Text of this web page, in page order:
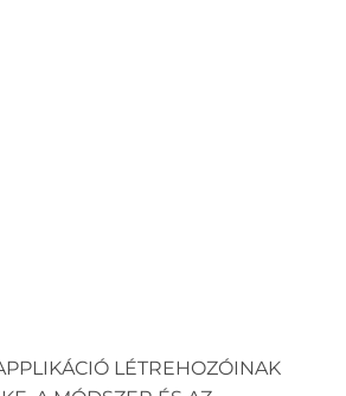
LÉTREHOZÓINAK